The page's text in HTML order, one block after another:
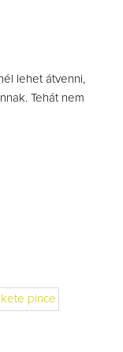
lehet átvenni,
Tehát nem
pince